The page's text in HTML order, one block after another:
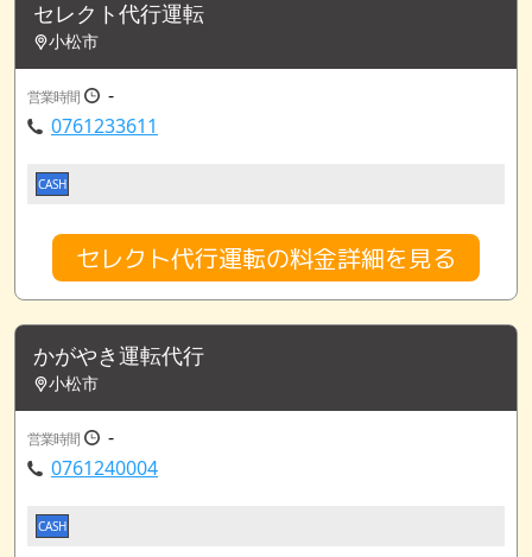
セレクト代行運転
小松市
営業時間
-
0761233611
CASH
セレクト代行運転の料金詳細を見る
かがやき運転代行
小松市
営業時間
-
0761240004
CASH